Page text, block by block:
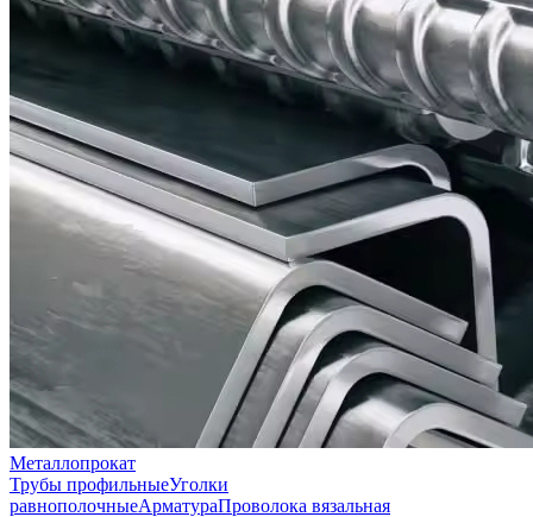
Металлопрокат
Трубы профильныеУголки
равнополочныеАрматураПроволока вязальная